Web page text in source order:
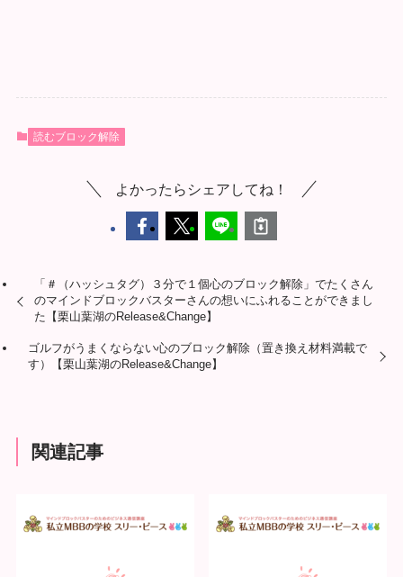
読むブロック解除
よかったらシェアしてね！
「＃（ハッシュタグ）３分で１個心のブロック解除」でたくさん
のマインドブロックバスターさんの想いにふれることができまし
た【栗山葉湖のRelease&Change】
ゴルフがうまくならない心のブロック解除（置き換え材料満載で
す）【栗山葉湖のRelease&Change】
関連記事